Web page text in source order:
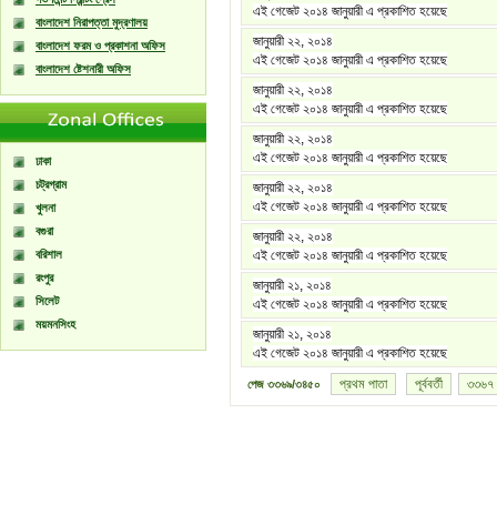
বাংলাদেশ নিরাপত্তা মুদ্রণালয়
বাংলাদেশ ফরম ও প্রকাশনা অফিস
বাংলাদেশ ষ্টেশনারী অফিস
ঢাকা
চট্রগ্রাম
খুলনা
বগুরা
বরিশাল
রংপুর
সিলেট
ময়মনসিংহ
এই গেজেট ২০১৪ জানুয়ারী এ প্রকাশিত হয়েছে
জানুয়ারী ২২, ২০১৪
এই গেজেট ২০১৪ জানুয়ারী এ প্রকাশিত হয়েছে
জানুয়ারী ২২, ২০১৪
এই গেজেট ২০১৪ জানুয়ারী এ প্রকাশিত হয়েছে
জানুয়ারী ২২, ২০১৪
এই গেজেট ২০১৪ জানুয়ারী এ প্রকাশিত হয়েছে
জানুয়ারী ২২, ২০১৪
এই গেজেট ২০১৪ জানুয়ারী এ প্রকাশিত হয়েছে
জানুয়ারী ২২, ২০১৪
এই গেজেট ২০১৪ জানুয়ারী এ প্রকাশিত হয়েছে
জানুয়ারী ২১, ২০১৪
এই গেজেট ২০১৪ জানুয়ারী এ প্রকাশিত হয়েছে
জানুয়ারী ২১, ২০১৪
এই গেজেট ২০১৪ জানুয়ারী এ প্রকাশিত হয়েছে
পেজ ৩৩৬৯/৩৪৫০ প্রথম পাতা পূর্ববর্তী ৩৩৬৭